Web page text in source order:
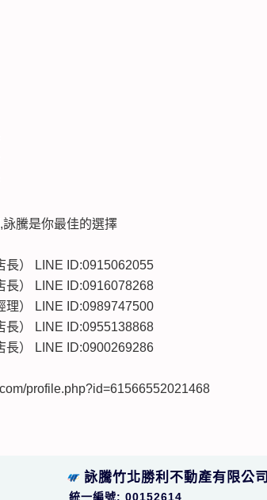
騰是你最佳的選擇
長） LINE ID:0915062055
長） LINE ID:0916078268
理） LINE ID:0989747500
長） LINE ID:0955138868
長） LINE ID:0900269286
profile.php?id=61566552021468
詠騰竹北勝利不動產有限公司
統一編號: 00152614